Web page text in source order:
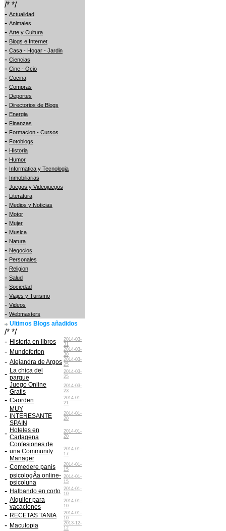
/* */
- Actualidad
- Animales
- Arte y Cultura
- Blogs e Internet
- Casa - Hogar - Jardin
- Ciencias
- Cine - Ocio
- Cocina
- Compras
- Deportes
- Directorios de Blogs
- Energia
- Finanzas
- Formacion - Cursos
- Fotoblogs
- Historia
- Humor
- Informatica y Tecnologia
- Inmobiliarias
- Juegos y Videojuegos
- Literatura
- Medios y Noticias
- Motor
- Mujer
- Musica
- Natura
- Negocios
- Personales
- Religion
- Salud
- Sociedad
- Viajes y Turismo
- Videos
- Webmasters
Ultimos Blogs añadidos
/* */
- Historia en libros
2014-03-
31
- Mundoferton
2014-03-
30
- Alejandra de Argos 2014-03-
25
- La chica del
parque
2014-03-
25
- Juego Online
Gratis
2014-03-
23
- Caorden
2014-01-
21
-
MUY
INTERESANTE
SPAIN
2014-01-
20
- Hoteles en
Cartagena
2014-01-
20
-
Confesiones de
una Community
Manager
2014-01-
17
- Comedere panis
2014-01-
15
- psicologÃ­a online-
psicoluna
2014-01-
15
- Halbando en corto 2014-01-
10
- Alquiler para
vacaciones
2014-01-
10
- RECETAS TANIA
2014-01-
10
- Macutopia
2013-12-
12